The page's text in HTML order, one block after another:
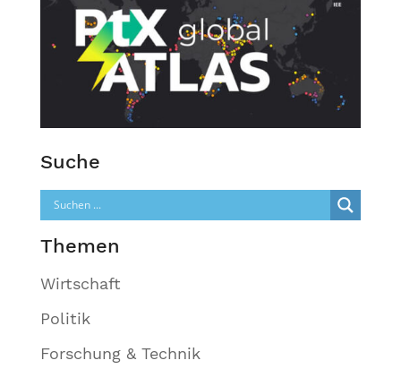
Suche
Themen
Wirtschaft
Politik
Forschung & Technik